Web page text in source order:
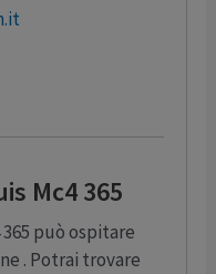
Mc4 365
può ospitare
. Potrai trovare